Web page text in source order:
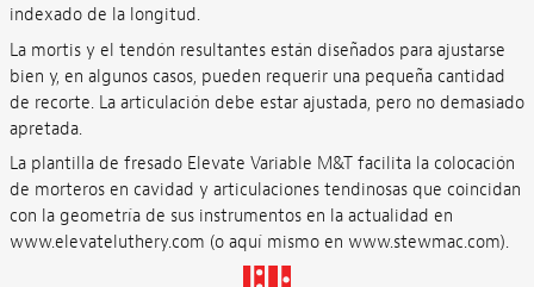
indexado de la longitud.
La mortis y el tendón resultantes están diseñados para ajustarse
bien y, en algunos casos, pueden requerir una pequeña cantidad
de recorte. La articulación debe estar ajustada, pero no demasiado
apretada.
La plantilla de fresado Elevate Variable M&T facilita la colocación
de morteros en cavidad y articulaciones tendinosas que coincidan
con la geometría de sus instrumentos en la actualidad en
www.elevateluthery.com (o aquí mismo en www.stewmac.com).